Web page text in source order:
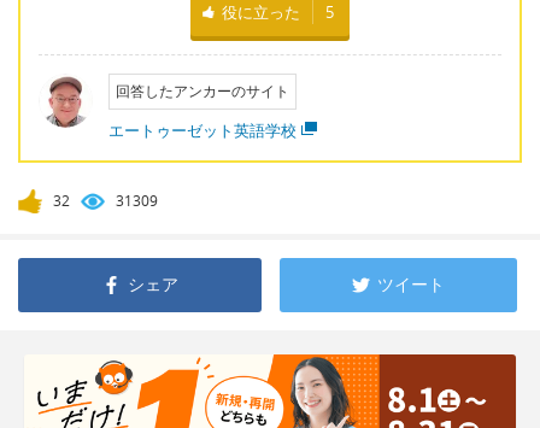
役に立った 5
回答したアンカーのサイト
エートゥーゼット英語学校
32 31309
シェア ツイート